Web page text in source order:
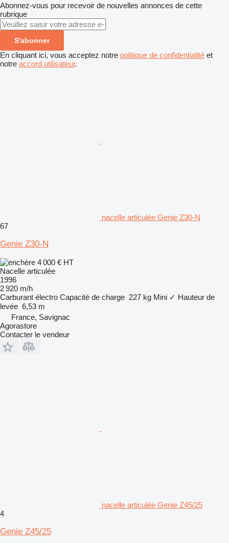
Abonnez-vous pour recevoir de nouvelles annonces de cette
rubrique
S'abonner
En cliquant ici, vous acceptez notre politique de confidentialité et
notre accord utilisateur.
nacelle articulée Genie Z30-N
67
Genie Z30-N
4 000 € HT
Nacelle articulée
1996
2 920 m/h
Carburant électro Capacité de charge 227 kg Mini ✓ Hauteur de
levée 6,53 m
France, Savignac
Agorastore
Contacter le vendeur
nacelle articulée Genie Z45/25
4
Genie Z45/25